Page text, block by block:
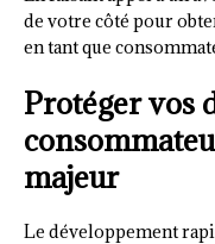
de votre côté pour
en tant que
Protéger vos
majeur
Le développement